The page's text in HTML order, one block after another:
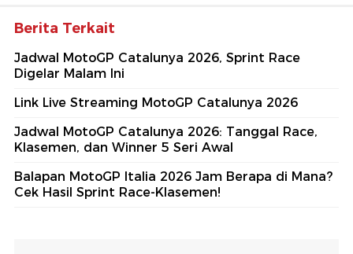
Berita Terkait
Jadwal MotoGP Catalunya 2026, Sprint Race
Digelar Malam Ini
Link Live Streaming MotoGP Catalunya 2026
Jadwal MotoGP Catalunya 2026: Tanggal Race,
Klasemen, dan Winner 5 Seri Awal
Balapan MotoGP Italia 2026 Jam Berapa di Mana?
Cek Hasil Sprint Race-Klasemen!